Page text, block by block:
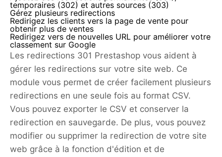
temporaires (302) et autres sources (303)
Gérez plusieurs redirections
Redirigez les clients vers la page de vente pour
obtenir plus de ventes
Redirigez vers de nouvelles URL pour améliorer votre
classement sur Google
Les redirections 301 Prestashop vous aident à
gérer les redirections sur votre site web. Ce
module vous permet de créer facilement plusieurs
redirections en une seule fois au format CSV.
Vous pouvez exporter le CSV et conserver la
redirection en sauvegarde. De plus, vous pouvez
modifier ou supprimer la redirection de votre site
web grâce à la fonction d'édition et de